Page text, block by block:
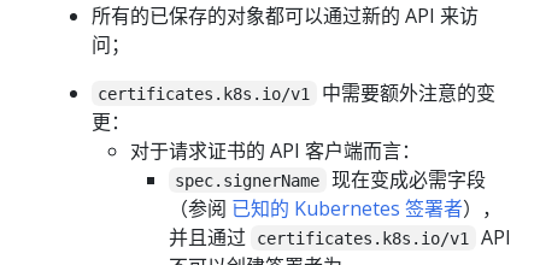
所有的已保存的对象都可以通过新的 API 来访
问；
certificates.k8s.io/v1
中需要额外注意的变
更：
对于请求证书的 API 客户端而言：
spec.signerName
现在变成必需字段
（参阅 已知的 Kubernetes 签署者），
并且通过
certificates.k8s.io/v1
API